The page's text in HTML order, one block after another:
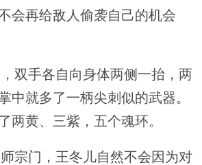
会再给敌人偷袭自己的机会
双手各自向身体两侧一抬，两
中就多了一柄尖刺似的武器。
两黄、三紫，五个魂环。
宗门，王冬儿自然不会因为对